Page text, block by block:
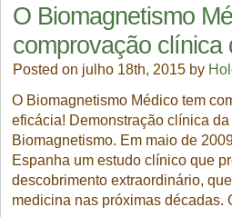
O Biomagnetismo
comprovação clínica
Posted on julho 18th, 2015 by
O Biomagnetismo Médico tem
eficácia! Demonstração clínica
Biomagnetismo. Em maio de
Espanha um estudo clínico que
descobrimento extraordinário,
medicina nas próximas décadas.